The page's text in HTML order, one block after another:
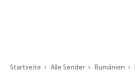
Startseite Alle Sender Rumänien